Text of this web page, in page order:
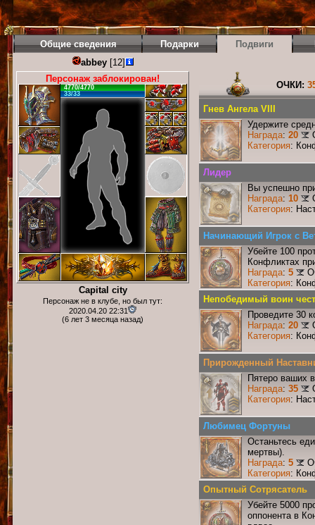
Общие сведения Подарки Подвиги
abbey[12]
Персонаж заблокирован!
4770/4770
33/33
Capital city
Персонаж не в клубе, но был тут:
2020.04.20 22:31
(6 лет 3 месяца назад)
ОЧКИ:
Гнев Ангела VIII
Удержите
Награда: 20
Категория:
Лидер
Вы успешно
Награда: 10
Категория:
Начинающий Игрок с
Убейте 100
Конфликтах
Награда: 5
Категория:
Непобедимый воин
Проведите 30
Награда: 20
Категория:
Прирожденный
Пятеро ваших
Награда: 35
Категория:
Любимец Фортуны
Останьтесь
мертвы).
Награда: 5
Категория:
Опытный Сотрясатель
Убейте 5000
оппонента в